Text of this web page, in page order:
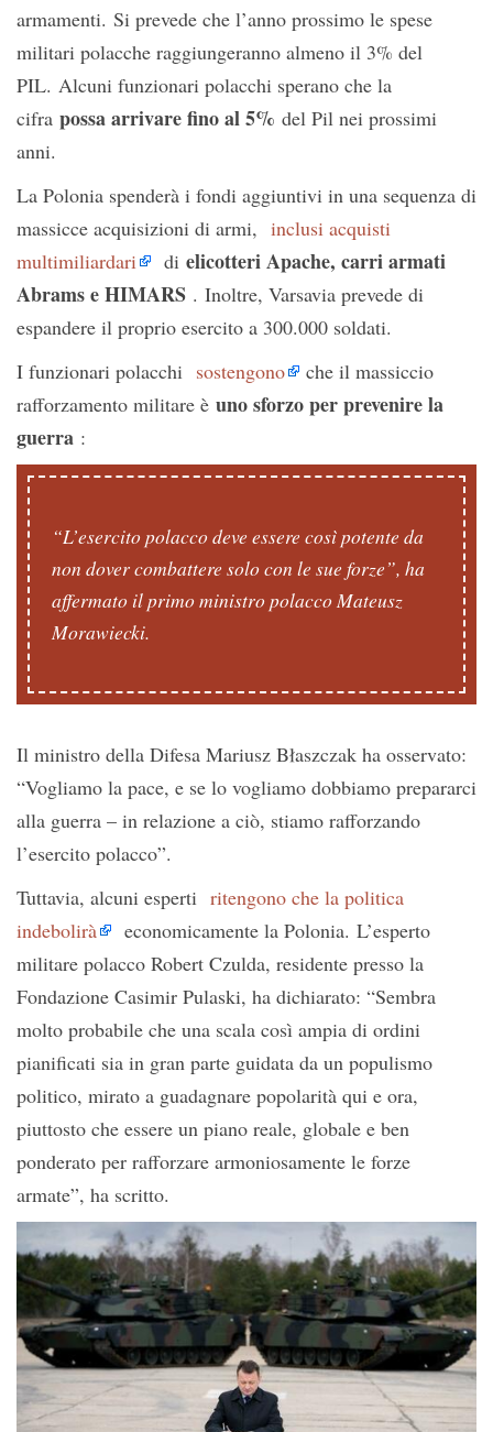
armamenti. Si prevede che l’anno prossimo le spese
militari polacche raggiungeranno almeno il 3% del
PIL. Alcuni funzionari polacchi sperano che la
cifra possa arrivare fino al 5% del Pil nei prossimi
anni.
La Polonia spenderà i fondi aggiuntivi in ​​una sequenza di
massicce acquisizioni di armi, inclusi acquisti
multimiliardari
di elicotteri Apache, carri armati
Abrams e HIMARS . Inoltre, Varsavia prevede di
espandere il proprio esercito a 300.000 soldati.
I funzionari polacchi sostengono
che il massiccio
rafforzamento militare è uno sforzo per prevenire la
guerra :
“L’esercito polacco deve essere così potente da
non dover combattere solo con le sue forze”, ha
affermato il primo ministro polacco Mateusz
Morawiecki.
Il ministro della Difesa Mariusz Błaszczak ha osservato:
“Vogliamo la pace, e se lo vogliamo dobbiamo prepararci
alla guerra – in relazione a ciò, stiamo rafforzando
l’esercito polacco”.
Tuttavia, alcuni esperti ritengono che la politica
indebolirà
economicamente la Polonia. L’esperto
militare polacco Robert Czulda, residente presso la
Fondazione Casimir Pulaski, ha dichiarato: “Sembra
molto probabile che una scala così ampia di ordini
pianificati sia in gran parte guidata da un populismo
politico, mirato a guadagnare popolarità qui e ora,
piuttosto che essere un piano reale, globale e ben
ponderato per rafforzare armoniosamente le forze
armate”, ha scritto.